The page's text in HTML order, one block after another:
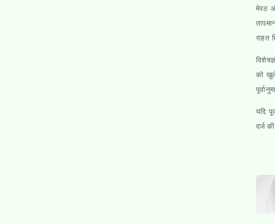
मेरठ
राहत
को
यदि
दर्ज